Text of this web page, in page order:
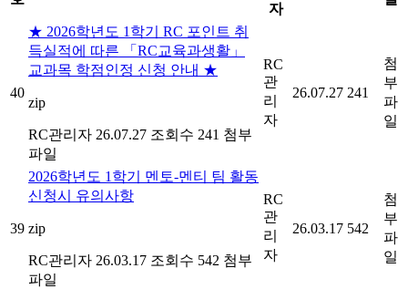
자
40
★ 2026학년도 1학기 RC 포인트 취
득실적에 따른 「RC교육과생활」
교과목 학점인정 신청 안내 ★
zip
RC관리자 26.07.27 조회수 241 첨부
파일
RC
관
리
자
26.07.27 241
첨
부
파
일
39
2026학년도 1학기 멘토-멘티 팀 활동
신청시 유의사항
zip
RC관리자 26.03.17 조회수 542 첨부
파일
RC
관
리
자
26.03.17 542
첨
부
파
일